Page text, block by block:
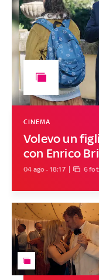
Volevo un
con Enrico
CINEMA
04 ago - 18:17 6